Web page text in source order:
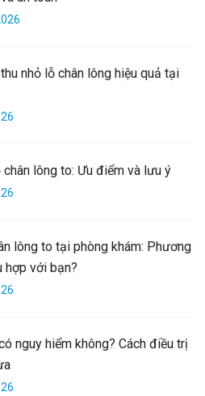
nhỏ lỗ chân lông hiệu quả tại
chân lông to: Ưu điểm và lưu ý
lông to tại phòng khám: Phương
hợp với bạn?
nguy hiểm không? Cách điều trị